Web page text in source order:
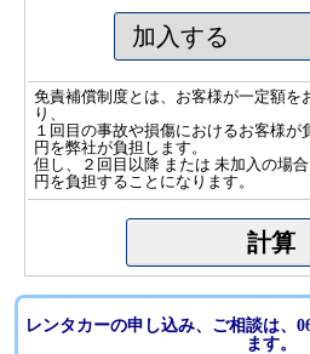
免責補償制度とは、お客様が一定額を
り、
１回目の事故や損傷におけるお客様が
円を弊社が負担します。
但し、２回目以降 または 未加入の場
円を負担することになります。
レンタカーの申し込み、ご相談は、
ます。